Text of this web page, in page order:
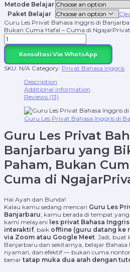
Metode Belajar
Paket Belajar
Guru Les Privat Bahasa Inggris di
Bukan Cuma Hafal – Cuma di
Konsultasi Via WhatsApp
SKU: N/A Category: Privat Bahasa Inggris
Description
Additional information
Reviews (13)
Guru Les Privat Bahasa Inggris di
Guru Les Privat
Banjarbaru yang
Paham, Bukan
Cuma di
Hai Ayah dan Bunda!
Kalau kamu sedang mencari Guru Les
Banjarbaru, kamu berada di tempat
kami melayani les privat Bahasa
interaktif, baik offline (guru datang ke
via Zoom atau Google Meet. Jadi, buat
Banjarbaru dan sekitarnya, belajar Bahasa
nyaman, dan efektif — bukan cuma
benar tatap muka dua arah dengan